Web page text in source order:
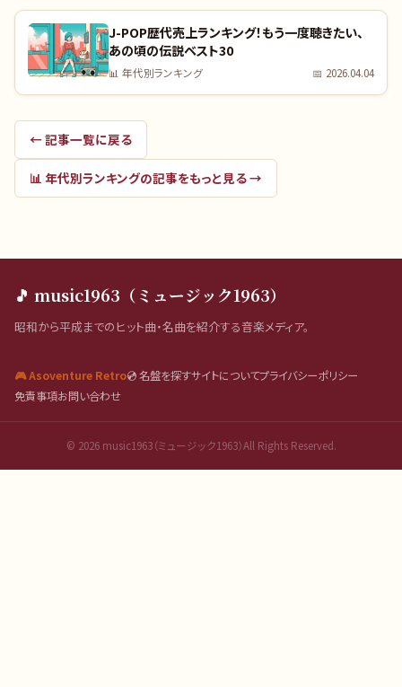
J-POP歴代売上ランキング！もう一度聴きたい、
あの頃の伝説ベスト30
📊 年代別ランキング 📅 2026.04.04
← 記事一覧に戻る
📊 年代別ランキングの記事をもっと見る →
🎵 music1963（ミュージック1963）
昭和から平成までのヒット曲・名曲を紹介する音楽メディア。
🎮 Asoventure Retro💿 名盤を探すサイトについてプライバシーポリシー
免責事項お問い合わせ
© 2026music1963（ミュージック1963）All Rights Reserved.